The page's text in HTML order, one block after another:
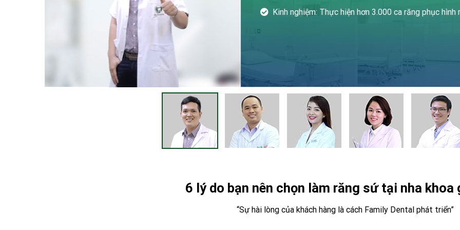
Kinh nghiệm: Thực hiện hơn 3.000 ca răng phục
6 lý do bạn nên chọn làm răng sứ tại nha khoa
“Sự hài lòng của khách hàng là cách Family Dental phát triển”